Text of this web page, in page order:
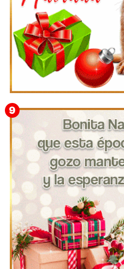
▷ Los Mejores Fondos de
2022 📖